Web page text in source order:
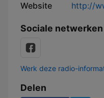
Website http://
Sociale netwerken
Werk deze radio-
Delen